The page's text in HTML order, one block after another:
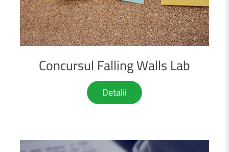
Concursul FallingWalls Lab
Detalii